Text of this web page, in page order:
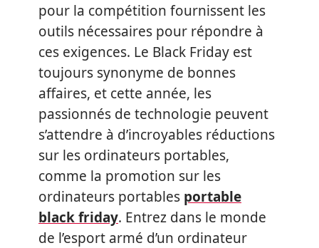
pour la compétition fournissent les
outils nécessaires pour répondre à
ces exigences. Le Black Friday est
toujours synonyme de bonnes
affaires, et cette année, les
passionnés de technologie peuvent
s’attendre à d’incroyables réductions
sur les ordinateurs portables,
comme la promotion sur les
ordinateurs portables portable
black friday. Entrez dans le monde
de l’esport armé d’un ordinateur